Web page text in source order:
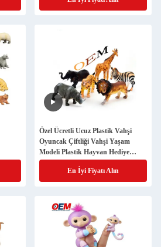
Özel Ücretli Ucuz Plastik Vahşi
Oyuncak Çiftliği Vahşi Yaşam
Modeli Plastik Hayvan Hediye
Oyuncak Oyuncak Fabrikası
En İyi Fiyatı Alın